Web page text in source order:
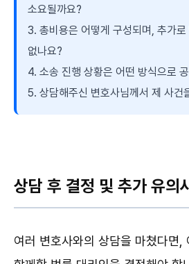
소요될까요?
3. 총비용은 어떻게 구성되며, 추가
없나요?
4. 소송 진행 상황은 어떤 방식으로
5. 상담해주신 변호사님께서 제 사건
상담 후 결정 및 추가 유의
여러 변호사와의 상담을 마쳤다면,